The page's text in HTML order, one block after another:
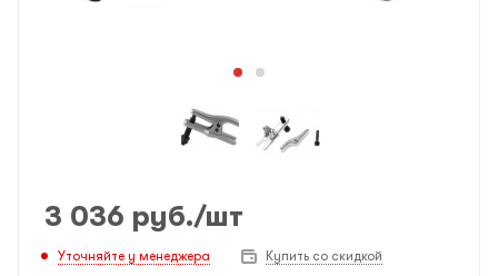
3 036 руб./шт
Уточняйте у менеджера Купить со скидкой